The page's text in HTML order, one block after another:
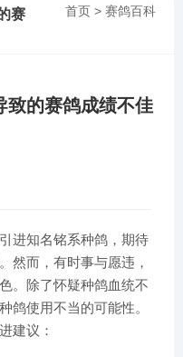
首页 > 赛鸽百科
赛
致的赛鸽成绩不佳
进知名铭系种鸽，期待
然而，有时事与愿违，
。除了怀疑种鸽血统不
鸽使用不当的可能性。
建议：